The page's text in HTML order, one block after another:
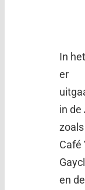
In
er
in de
Café
en